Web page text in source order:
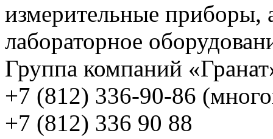
измерительные приборы,
лабораторное
Группа компаний
+7 (812) 336-90-86
+7 (812) 336 90 88